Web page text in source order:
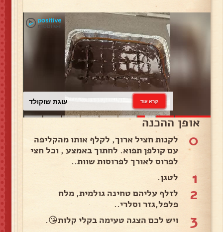
עוגת שוקולד קרא עוד
אופן ההכנה
0
לקנות חציל ארוך, לקלף אותו מהקליפה
עם קולפן תפוא. לחתוך באמצע , וכל חצי
לפרוס לאורך לפרוסות שוות..
1 לטגן.
2
לזלף עליהם טחינה גולמית, מלח
פלפל,גזר וסלרי..
3 ויש לכם הצגה טעימה בקלי קלות😘.